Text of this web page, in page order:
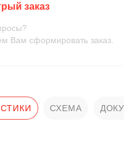
заказ
Вам сформировать заказ.
СХЕМА